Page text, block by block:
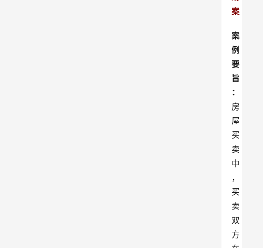
案
案
例
要
旨
：
房
屋
买
卖
中
，
买
卖
双
方